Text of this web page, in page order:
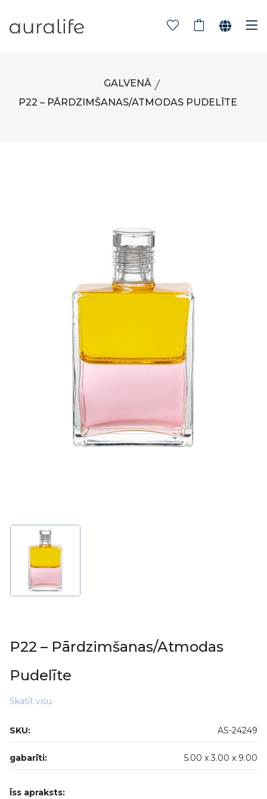
GALVENĀ
P22 – PĀRDZIMŠANAS/ATMODAS PUDELĪTE
P22 – Pārdzimšanas/Atmodas
Pudelīte
Skatīt visu
SKU: AS-24249
gabarīti: 5.00 x3.00 x 9.00
Īss apraksts: